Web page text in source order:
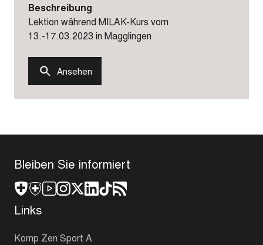
Beschreibung
Lektion während MILAK-Kurs vom
13.-17.03.2023 in Magglingen
Ansehen
Bleiben Sie informiert
Links
Komp Zen Sport A